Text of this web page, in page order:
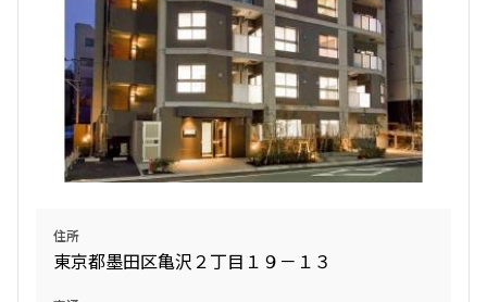
297,000円 15,000円
1.0ヶ月 1.5ヶ月
2LDK+2WIC+SIC 59.48㎡
三井の賃貸 ペット可
住所
東京都墨田区亀沢２丁目１９－１３